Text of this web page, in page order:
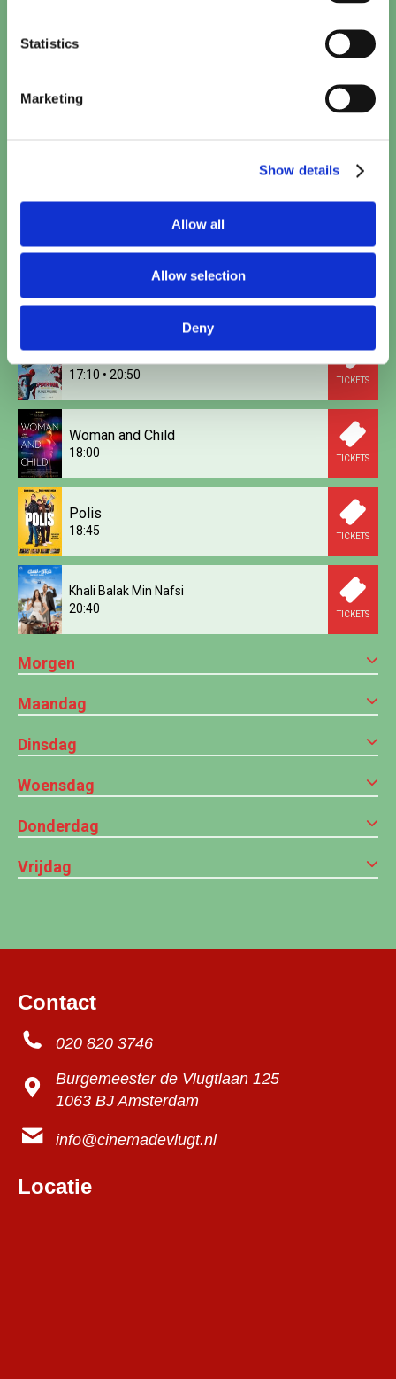
Statistics
Marketing
Show details
Allow all
Allow selection
Deny
The Odyssey
Minions & Monsters (NL)
Toy Story 5 (2D NL)
15:40
17:10 • 20:50 TICKETS
Woman and Child
18:00 TICKETS
Polis
18:45 TICKETS
Khali Balak Min Nafsi
20:40
TICKETS
Morgen
Maandag
Dinsdag
Woensdag
Donderdag
Vrijdag
Contact
020 820 3746
Burgemeester de Vlugtlaan 125
1063 BJ Amsterdam
info@cinemadevlugt.nl
Locatie